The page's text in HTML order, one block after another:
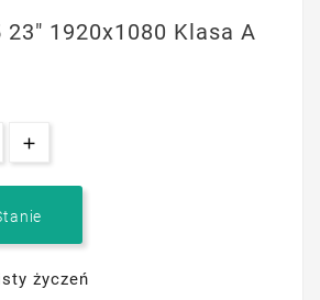
23" 1920x1080 Klasa A
życzeń